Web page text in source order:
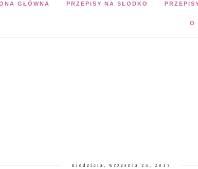
GŁÓWNA PRZEPISY NA SŁODKO
O
niedziela, września 24, 2017